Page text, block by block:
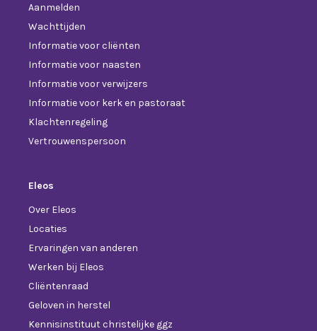
Aanmelden
Wachttijden
Informatie voor cliënten
Informatie voor naasten
Informatie voor verwijzers
Informatie voor kerk en pastoraat
Klachtenregeling
Vertrouwenspersoon
Eleos
Over Eleos
Locaties
Ervaringen van anderen
Werken bij Eleos
Cliëntenraad
Geloven in herstel
Kennisinstituut christelijke ggz